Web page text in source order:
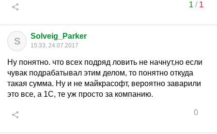
1 / 1
S Solveig_Parker
15:33, 24.07.2017
Ну понятно. что всех подряд ловить не начнут,но если
чувак подрабатывал этим делом, то понятно откуда
такая сумма. Ну и не майкрасофт, вероятно заварили
это все, а 1С, те уж просто за компанию.
0